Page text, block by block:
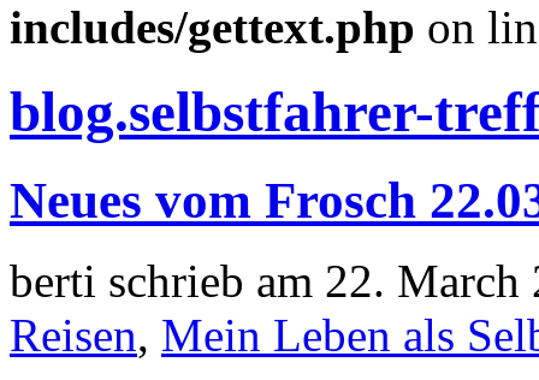
includes/gettext.php on
blog.selbstfahrer-
Neues vom Frosch
berti schrieb am 22. March
Reisen, Mein Leben als